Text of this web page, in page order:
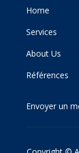
Home
Services
About Us
Références
Envoyer un